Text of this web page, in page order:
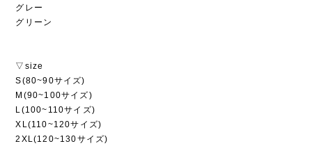
グレー
グリーン
▽size
S(80~90サイズ)
M(90~100サイズ)
L(100~110サイズ)
XL(110~120サイズ)
2XL(120~130サイズ)